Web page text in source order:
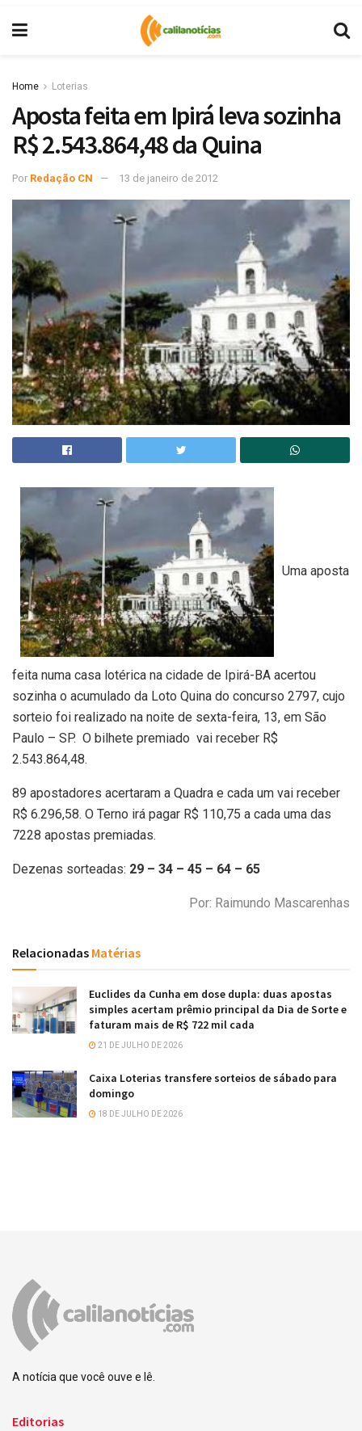
Home Loterias
Aposta feita em Ipirá leva sozinha
R$ 2.543.864,48 da Quina
Por Redação CN 13 de janeiro de 2012
Uma aposta
feita numa casa lotérica na cidade de Ipirá-BA acertou
sozinha o acumulado da Loto Quina do concurso 2797, cujo
sorteio foi realizado na noite de sexta-feira, 13, em São
Paulo – SP. O bilhete premiado vai receber R$
2.543.864,48.
89 apostadores acertaram a Quadra e cada um vai receber
R$ 6.296,58. O Terno irá pagar R$ 110,75 a cada uma das
7228 apostas premiadas.
Dezenas sorteadas: 29 – 34 – 45 – 64 – 65
Por: Raimundo Mascarenhas
Relacionadas Matérias
Euclides da Cunha em dose dupla: duas apostas
simples acertam prêmio principal da Dia de Sorte e
faturam mais de R$ 722 mil cada
21 DE JULHO DE 2026
Caixa Loterias transfere sorteios de sábado para
domingo
18 DE JULHO DE 2026
A notícia que você ouve e lê.
Editorias